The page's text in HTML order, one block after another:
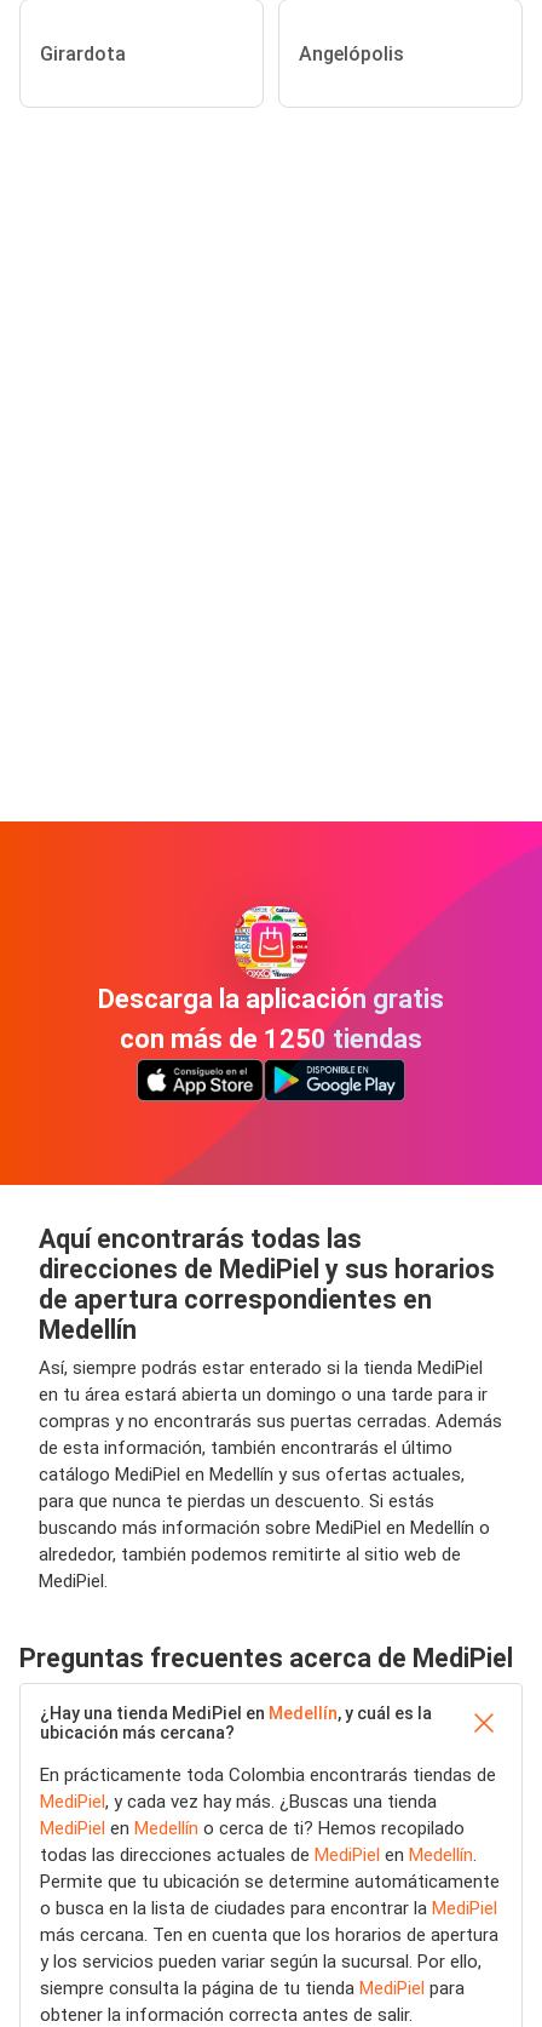
Girardota Angelópolis
Descarga la aplicación gratis
con más de 1250 tiendas
Aquí encontrarás todas las
direcciones de MediPiel y sus horarios
de apertura correspondientes en
Medellín
Así, siempre podrás estar enterado si la tienda MediPiel
en tu área estará abierta un domingo o una tarde para ir
compras y no encontrarás sus puertas cerradas. Además
de esta información, también encontrarás el último
catálogo MediPiel en Medellín y sus ofertas actuales,
para que nunca te pierdas un descuento. Si estás
buscando más información sobre MediPiel en Medellín o
alrededor, también podemos remitirte al sitio web de
MediPiel.
Preguntas frecuentes acerca de MediPiel
¿Hay una tienda MediPiel en Medellín, y cuál es la
ubicación más cercana?
En prácticamente toda Colombia encontrarás tiendas de
MediPiel, y cada vez hay más. ¿Buscas una tienda
MediPiel en Medellín o cerca de ti? Hemos recopilado
todas las direcciones actuales de MediPiel en Medellín.
Permite que tu ubicación se determine automáticamente
o busca en la lista de ciudades para encontrar la MediPiel
más cercana. Ten en cuenta que los horarios de apertura
y los servicios pueden variar según la sucursal. Por ello,
siempre consulta la página de tu tienda MediPiel para
obtener la información correcta antes de salir.